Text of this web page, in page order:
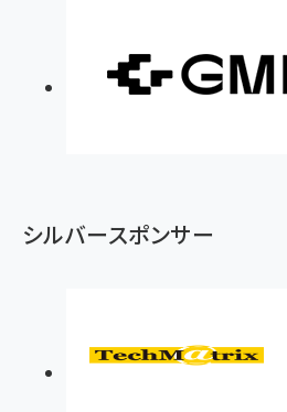
シルバースポンサー